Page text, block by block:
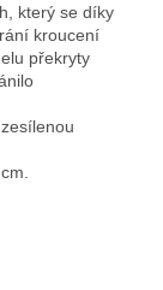
který se díky
kroucení
překryty